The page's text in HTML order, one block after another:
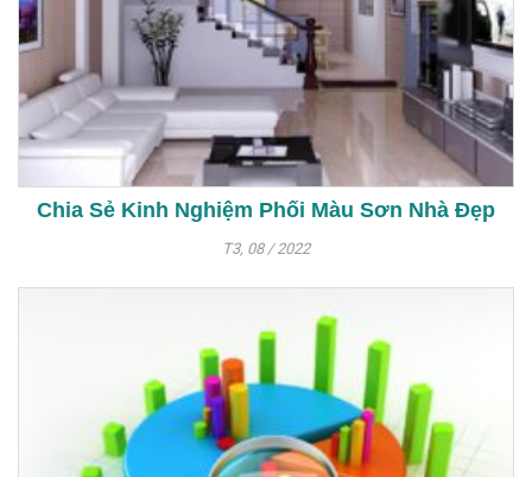
Chia Sẻ Kinh Nghiệm Phối Màu Sơn Nhà Đẹp
T3, 08 / 2022